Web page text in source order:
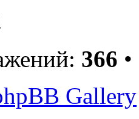
366
Gallery